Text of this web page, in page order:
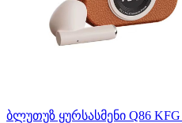
ბლუთუზ ყურსასმენი Q86